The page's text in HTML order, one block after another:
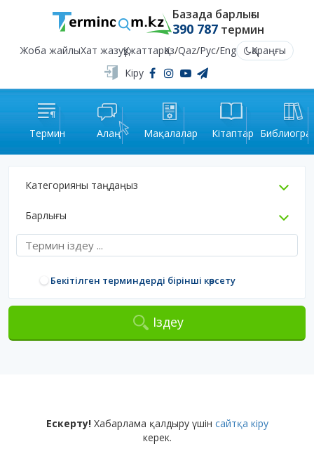
Базада барлығы
390 787термин
Жоба жайлыХат жазуҚұжаттарҚаз/Qaz/Рус/Eng
Қараңғы
Кіру
Термин Алаң Мақалалар Кітаптар
Категорияны таңдаңыз
Барлығы
Бекітілген терминдерді бірінші көрсету
Іздеу
Ескерту!Хабарлама қалдыру үшін сайтқа кіру
керек.